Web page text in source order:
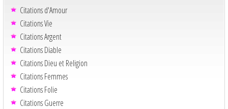
Citations d'Amour
Citations Vie
Citations Argent
Citations Diable
Citations Dieu et Religion
Citations Femmes
Citations Folie
Citations Guerre